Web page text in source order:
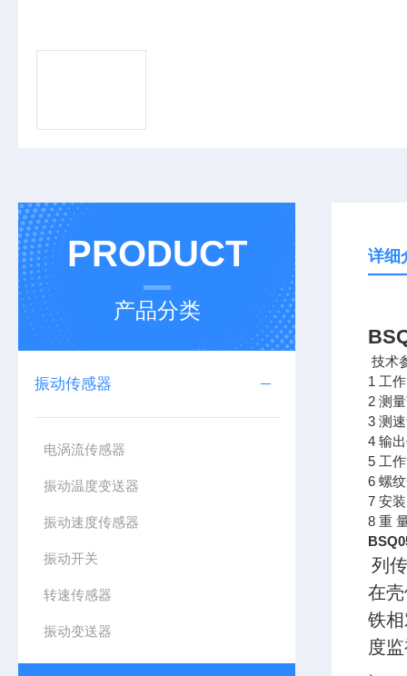
PRODUCT
产品分类
振动传感器
电涡流传感器
振动温度变送器
振动速度传感器
振动开关
转速传感器
振动变送器
详细
技术
1 工
2 测
3 测
4 输
5 工
6 螺
7 安
8 重
列
在
铁
度